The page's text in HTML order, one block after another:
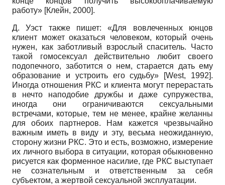
работу» [Клейн, 2000].
Д. Уэст также пишет: «Для вовлеченных юнцов
клиент может оказаться человеком, который очень
нужен, как заботливый взрослый спаситель. Часто
такой гомосексуал действительно любит своего
подопечного, заботится о нем, старается дать ему
образование и устроить его судьбу» [West, 1992].
Иногда отношения РКС и клиента могут перерастать
в нечто наподобие дружбы и даже супружества,
иногда они ограничиваются сексуальными
встречами, которые, тем не менее, крайне желанны
для обоих партнеров. Нам кажется чрезвычайно
важным иметь в виду и эту, весьма неожиданную,
сторону жизни РКС. Это и есть, возможно, измерение
их личного выбора в ситуации, которая обыкновенно
рисуется как форменное насилие, где РКС выступает
не сознательным и ответственным за себя
субъектом, а жертвой сексуальной эксплуатации.